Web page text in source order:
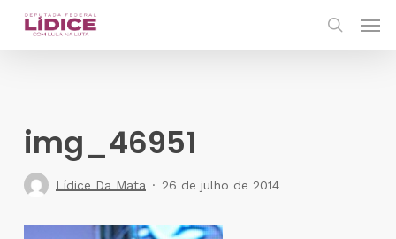
Skip
img_46951
Lídice Da Mata 26 de julho de 2014